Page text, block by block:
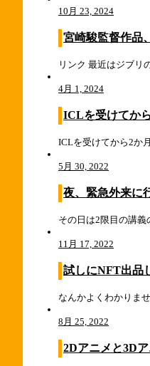
10月 23, 2024
宮崎駿監督作品
リンク 最近はジブリ
4月 1, 2024
ICLを受けてか
ICLを受けてから2か
5月 30, 2022
夜、緊急外来に
その日は2限目の講
11月 17, 2022
試しにNFT出品
なんかよくわかりま
8月 25, 2022
2Dアニメと3D